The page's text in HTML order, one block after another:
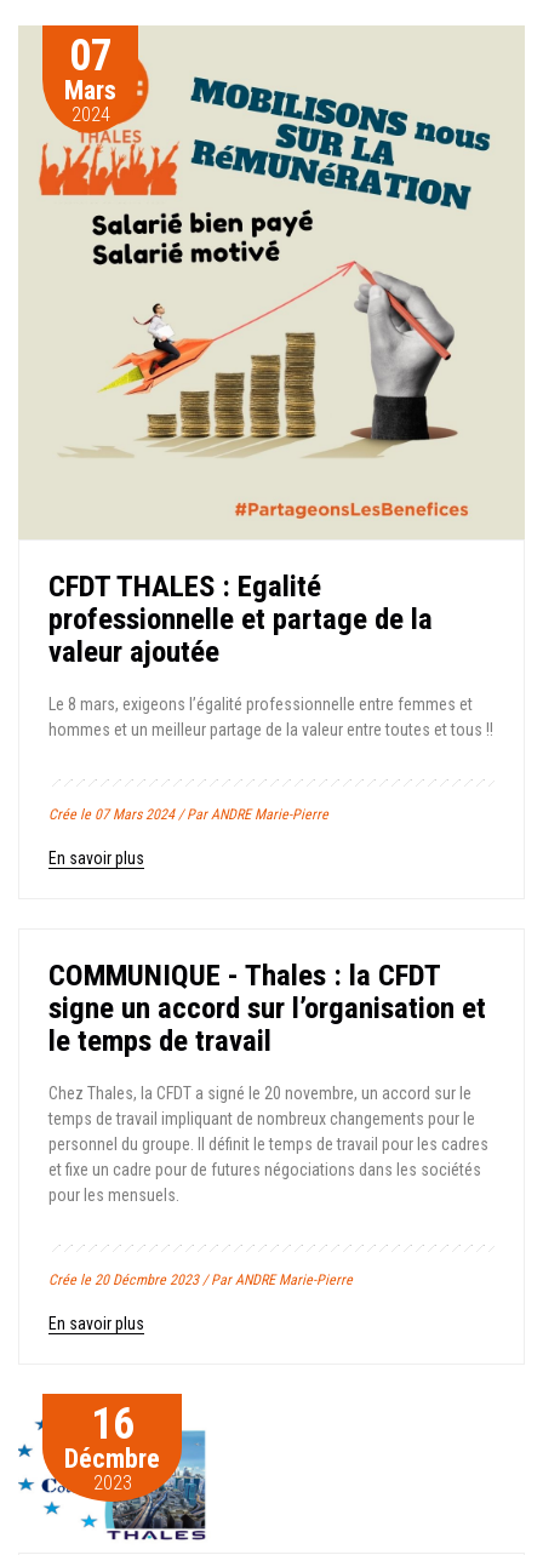
07
Mars
2024
CFDT THALES : Egalité
professionnelle et partage de la
valeur ajoutée
Le 8 mars, exigeons l’égalité professionnelle entre femmes et
hommes et un meilleur partage de la valeur entre toutes et tous !!
Crée le 07 Mars 2024 / Par ANDRE Marie-Pierre
En savoir plus
COMMUNIQUE - Thales : la CFDT
signe un accord sur l’organisation et
le temps de travail
Chez Thales, la CFDT a signé le 20 novembre, un accord sur le
temps de travail impliquant de nombreux changements pour le
personnel du groupe. Il définit le temps de travail pour les cadres
et fixe un cadre pour de futures négociations dans les sociétés
pour les mensuels.
Crée le 20 Décmbre 2023 / Par ANDRE Marie-Pierre
En savoir plus
16
Décmbre
2023